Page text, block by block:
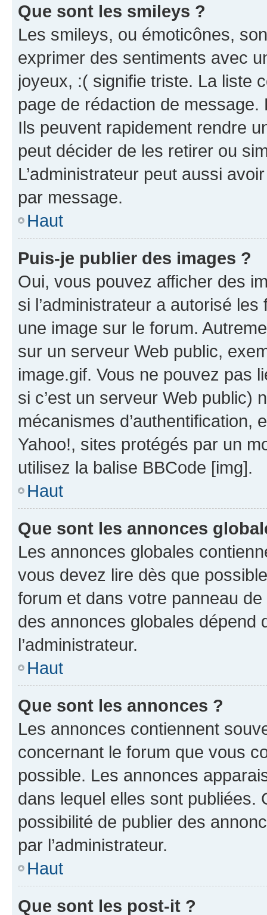
Que sont les smileys ?
Les smileys, ou émoticônes,
exprimer des sentiments avec
joyeux, :( signifie triste. La liste
page de rédaction de
Ils peuvent rapidement rendre
peut décider de les retirer ou
L’administrateur peut aussi
par message.
Haut
Puis-je publier des images ?
Oui, vous pouvez afficher des
si l’administrateur a autorisé
une image sur le forum.
sur un serveur Web public,
image.gif. Vous ne pouvez pas
si c’est un serveur Web public)
mécanismes d’authentification,
Yahoo!, sites protégés par un
utilisez la balise BBCode [img].
Haut
Que sont les annonces
Les annonces globales
vous devez lire dès que
forum et dans votre panneau
des annonces globales dépend
l’administrateur.
Haut
Que sont les annonces ?
Les annonces contiennent
concernant le forum que vous
possible. Les annonces
dans lequel elles sont publiées.
possibilité de publier des
par l’administrateur.
Haut
Que sont les post-it ?